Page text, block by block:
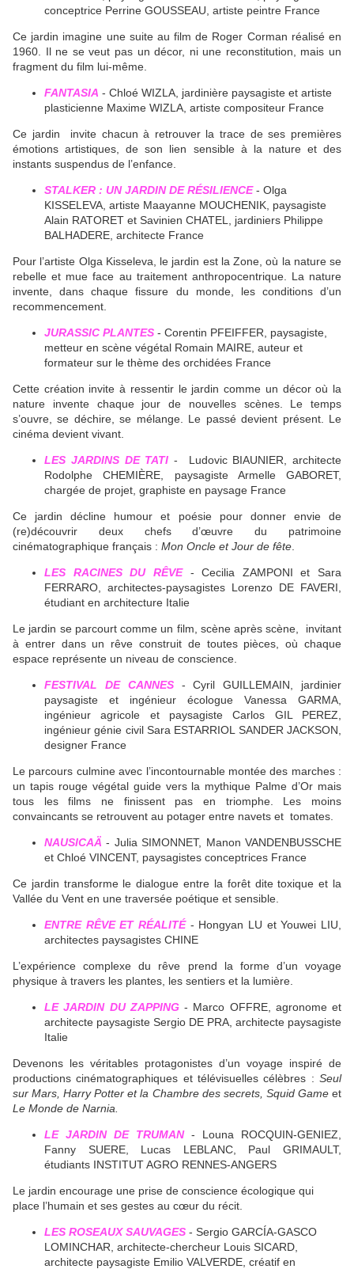
conceptrice Perrine GOUSSEAU, artiste peintre France
Ce jardin imagine une suite au film de Roger Corman réalisé en
1960. Il ne se veut pas un décor, ni une reconstitution, mais un
fragment du film lui-même.
FANTASIA - Chloé WIZLA, jardinière paysagiste et artiste
plasticienne Maxime WIZLA, artiste compositeur France
Ce jardin invite chacun à retrouver la trace de ses premières
émotions artistiques, de son lien sensible à la nature et des
instants suspendus de l’enfance.
STALKER : UN JARDIN DE RÉSILIENCE- Olga
KISSELEVA, artiste Maayanne MOUCHENIK, paysagiste
Alain RATORET et Savinien CHATEL, jardiniers Philippe
BALHADERE, architecte France
Pour l’artiste Olga Kisseleva, le jardin est la Zone, où la nature se
rebelle et mue face au traitement anthropocentrique. La nature
invente, dans chaque fissure du monde, les conditions d’un
recommencement.
JURASSIC PLANTES - Corentin PFEIFFER, paysagiste,
metteur en scène végétal Romain MAIRE, auteur et
formateur sur le thème des orchidées France
Cette création invite à ressentir le jardin comme un décor où la
nature invente chaque jour de nouvelles scènes. Le temps
s’ouvre, se déchire, se mélange. Le passé devient présent. Le
cinéma devient vivant.
LES JARDINS DE TATI - Ludovic BIAUNIER, architecte
Rodolphe CHEMIÈRE, paysagiste Armelle GABORET,
chargée de projet, graphiste en paysage France
Ce jardin décline humour et poésie pour donner envie de
(re)découvrir deux chefs d’œuvre du patrimoine
cinématographique français : Mon Oncle et Jour de fête
LES RACINES DU RÊVE- Cecilia ZAMPONI et Sara
FERRARO, architectes-paysagistes Lorenzo DE FAVERI,
étudiant en architecture Italie
Le jardin se parcourt comme un film, scène après scène, invitant
à entrer dans un rêve construit de toutes pièces, où chaque
espace représente un niveau de conscience.
FESTIVAL DE CANNES- Cyril GUILLEMAIN, jardinier
paysagiste et ingénieur écologue Vanessa GARMA,
ingénieur agricole et paysagiste Carlos GIL PEREZ,
ingénieur génie civil Sara ESTARRIOL SANDER JACKSON,
designer France
Le parcours culmine avec l’incontournable montée des marches :
un tapis rouge végétal guide vers la mythique Palme d’Or mais
tous les films ne finissent pas en triomphe. Les moins
convaincants se retrouvent au potager entre navets et tomates.
NAUSICAÄ - Julia SIMONNET, Manon VANDENBUSSCHE
et Chloé VINCENT, paysagistes conceptrices France
Ce jardin transforme le dialogue entre la forêt dite toxique et la
Vallée du Vent en une traversée poétique et sensible.
ENTRE RÊVE ET RÉALITÉ- Hongyan LU et Youwei LIU,
architectes paysagistes CHINE
L’expérience complexe du rêve prend la forme d’un voyage
physique à travers les plantes, les sentiers et la lumière.
LE JARDIN DU ZAPPING- Marco OFFRE, agronome et
architecte paysagiste Sergio DE PRA, architecte paysagiste
Italie
Devenons les véritables protagonistes d’un voyage inspiré de
productions cinématographiques et télévisuelles célèbres : Seul
sur Mars, Harry Potter et la Chambre des secrets, Squid Gameet
Le Monde de Narnia.
LE JARDIN DE TRUMAN- Louna ROCQUIN-GENIEZ,
Fanny SUERE, Lucas LEBLANC, Paul GRIMAULT,
étudiants INSTITUT AGRO RENNES-ANGERS
Le jardin encourage une prise de conscience écologique qui
place l’humain et ses gestes au cœur du récit.
LES ROSEAUX SAUVAGES - Sergio GARCÍA-GASCO
LOMINCHAR, architecte-chercheur Louis SICARD,
architecte paysagiste Emilio VALVERDE, créatif en